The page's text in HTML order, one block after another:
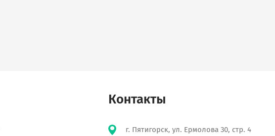
Контакты
г. Пятигорск, ул. Ермолова 30, стр. 4